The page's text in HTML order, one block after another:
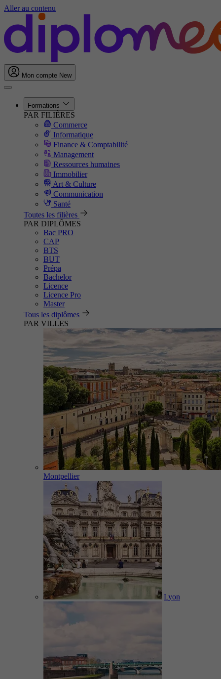
Aller au contenu
Mon compte New
Formations
PAR FILIÈRES
Commerce
Informatique
Finance & Comptabilité
Management
Ressources humaines
Immobilier
Art & Culture
Communication
Santé
Toutes les filières
PAR DIPLÔMES
Bac PRO
CAP
BTS
BUT
Prépa
Bachelor
Licence
Licence Pro
Master
Tous les diplômes
PAR VILLES
Montpellier
Lyon